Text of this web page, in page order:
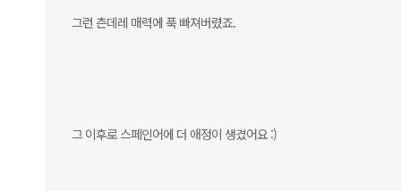
그런 츤데레 매력에 푹 빠져버렸죠.
그 이후로 스페인어에 더 애정이 생겼어요 :)